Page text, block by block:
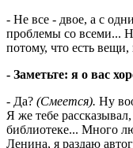
- Не все - двое, а с
проблемы со всеми...
потому, что есть
- Заметьте: я о вас
- Да? (Смеется). Ну
Я же тебе
библиотеке... Много
Ленина, я раздаю